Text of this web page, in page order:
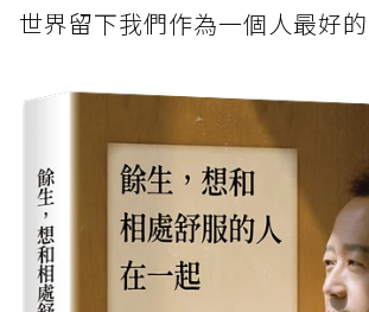
世界留下我們作為一個人最好的